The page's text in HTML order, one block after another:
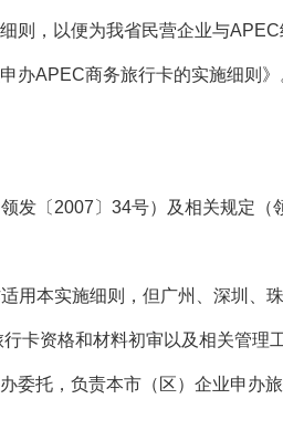
则，以便为我省民营企业与
办APEC商务旅行卡的实施细则》
发〔2007〕34号）及相关规定（
本实施细则，但广州、深圳、
卡资格和材料初审以及相关管理
委托，负责本市（区）企业申办